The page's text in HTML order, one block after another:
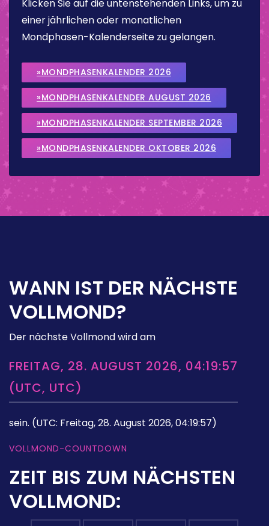
Klicken Sie auf die untenstehenden Links, um zu
einer jährlichen oder monatlichen
Mondphasen-Kalenderseite zu gelangen.
»MONDPHASENKALENDER 2026
»MONDPHASENKALENDER AUGUST 2026
»MONDPHASENKALENDER SEPTEMBER 2026
»MONDPHASENKALENDER OKTOBER 2026
WANN IST DER NÄCHSTE
VOLLMOND?
Der nächste Vollmond wird am
FREITAG, 28. AUGUST 2026, 04:19:57
(UTC, UTC)
sein. (UTC: Freitag, 28. August 2026, 04:19:57)
VOLLMOND-COUNTDOWN
ZEIT BIS ZUM NÄCHSTEN
VOLLMOND: